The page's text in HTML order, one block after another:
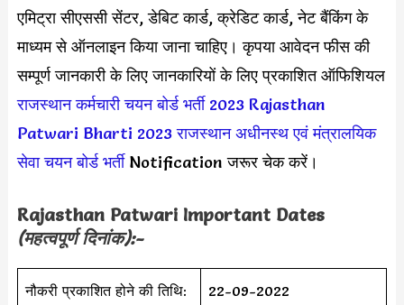
एमिट्रा सीएससी सेंटर, डेबिट कार्ड, क्रेडिट कार्ड, नेट बैंकिंग के
माध्यम से ऑनलाइन किया जाना चाहिए। कृपया आवेदन फीस की
सम्पूर्ण जानकारी के लिए जानकारियों के लिए प्रकाशित ऑफिशियल
राजस्थान कर्मचारी चयन बोर्ड भर्ती 2023 Rajasthan
Patwari Bharti 2023 राजस्थान अधीनस्थ एवं मंत्रालयिक
सेवा चयन बोर्ड भर्तीNotification जरूर चेक करें।
Rajasthan Patwari Important Dates
(महत्वपूर्ण दिनांक):-
नौकरी प्रकाशित होने की तिथि: 22-09-2022